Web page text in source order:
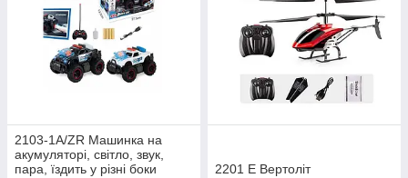
2103-1A/ZR Машинка на
акумуляторі, світло, звук,
пара, їздить у різні боки
2201 Е Вертоліт